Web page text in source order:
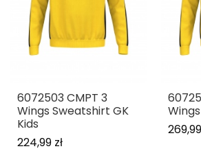
6072503 CMPT 3
Wings Sweatshirt GK
Kids
224,99 zł